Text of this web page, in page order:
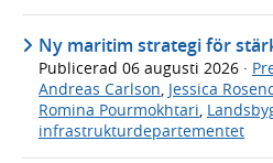
Ny maritim strategi för
Publicerad 06 augusti 2026 ·
Andreas Carlson Jessica
Romina Pourmokhtari
infrastrukturdepartementet